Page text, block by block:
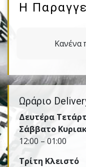
Η
Κανένα
Ωράριο
Δευτέρα
Σάββατο
12:00 – 01:00
Τρίτη Kλειστό